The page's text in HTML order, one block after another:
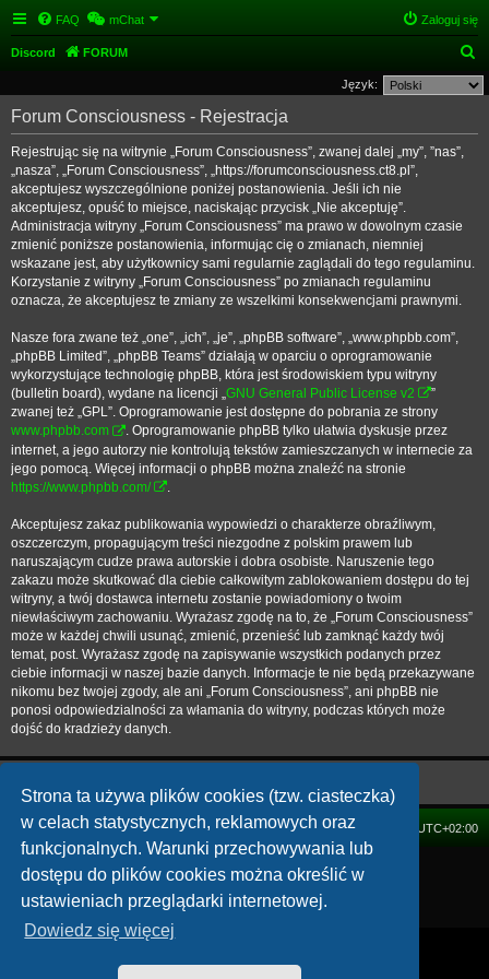
Strona ta używa plików cookies (tzw. ciasteczka)
w celach statystycznych, reklamowych oraz
funkcjonalnych. Warunki przechowywania lub
dostępu do plików cookies można określić w
ustawieniach przeglądarki internetowej.
Dowiedz się więcej
FAQ mChat Zaloguj się
Discord FORUM
z
Język:
Forum Consciousness - Rejestracja
Rejestrując się na witrynie „Forum Consciousness”, zwanej dalej „my”, ”nas”,
„nasza”, „Forum Consciousness”, „https://forumconsciousness.ct8.pl”,
akceptujesz wyszczególnione poniżej postanowienia. Jeśli ich nie
akceptujesz, opuść to miejsce, naciskając przycisk „Nie akceptuję”.
Administracja witryny „Forum Consciousness” ma prawo w dowolnym czasie
zmienić poniższe postanowienia, informując cię o zmianach, niemniej
wskazane jest, aby użytkownicy sami regularnie zaglądali do tego regulaminu.
Korzystanie z witryny „Forum Consciousness” po zmianach regulaminu
oznacza, że akceptujesz te zmiany ze wszelkimi konsekwencjami prawnymi.
Nasze fora zwane też „one”, „ich”, „je”, „phpBB software”, „www.phpbb.com”,
„phpBB Limited”, „phpBB Teams” działają w oparciu o oprogramowanie
wykorzystujące technologię phpBB, która jest środowiskiem typu witryny
(bulletin board), wydane na licencji „GNU General Public License v2
”
zwanej też „GPL”. Oprogramowanie jest dostępne do pobrania ze strony
www.phpbb.com
. Oprogramowanie phpBB tylko ułatwia dyskusje przez
internet, a jego autorzy nie kontrolują tekstów zamieszczanych w internecie za
jego pomocą. Więcej informacji o phpBB można znaleźć na stronie
https://www.phpbb.com/
Akceptujesz zakaz publikowania wypowiedzi o charakterze obraźliwym,
oszczerczym, propagującym treści niezgodne z polskim prawem lub
naruszającym cudze prawa autorskie i dobra osobiste. Naruszenie tego
zakazu może skutkować dla ciebie całkowitym zablokowaniem dostępu do tej
witryny, a twój dostawca internetu zostanie powiadomiony o twoim
niewłaściwym zachowaniu. Wyrażasz zgodę na to, że „Forum Consciousness”
może w każdej chwili usunąć, zmienić, przenieść lub zamknąć każdy twój
temat, post. Wyrażasz zgodę na zapisywanie wszystkich podanych przez
ciebie informacji w naszej bazie danych. Informacje te nie będą przekazywane
nikomu bez twojej zgody, ale ani „Forum Consciousness”, ani phpBB nie
ponosi odpowiedzialności za włamania do witryny, podczas których może
dojść do kradzieży danych.
FORUM Strefa czasowa UTC+02:00
Technologię dostarczaphpBB
® Forum Software © phpBB Limited
Zasady ochrony danych osobowych|Regulamin